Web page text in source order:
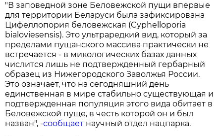
"В заповедной зоне Беловежской пущи впервые
для территории Беларуси была зафиксирована
Цифеллопория беловежская (Cyphelloporia
bialoviesensis). Это ультраредкий вид, который за
пределами пущанского массива практически не
встречается - в микологических базах данных
числится лишь не подтвержденный гербарный
образец из Нижегородского Заволжья России.
Это означает, что на сегодняшний день
единственная в мире стабильно существующая и
подтвержденная популяция этого вида обитает в
Беловежской пуще, в честь которой он и был
назван", -сообщает научный отдел нацпарка.